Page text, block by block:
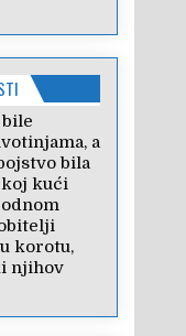
a
bila
kući
korotu,
njihov